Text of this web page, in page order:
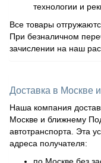
технологии и
Все товары
При безналичном
зачислении на наш
Доставка в Москве
Наша компания
Москве и ближнему
автотранспорта. Эта
адреса получателя:
по Москве без